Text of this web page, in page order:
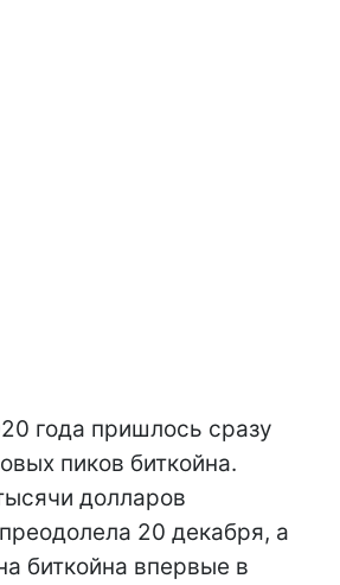
года пришлось сразу
пиков биткойна.
долларов
20 декабря, а
биткойна впервые в